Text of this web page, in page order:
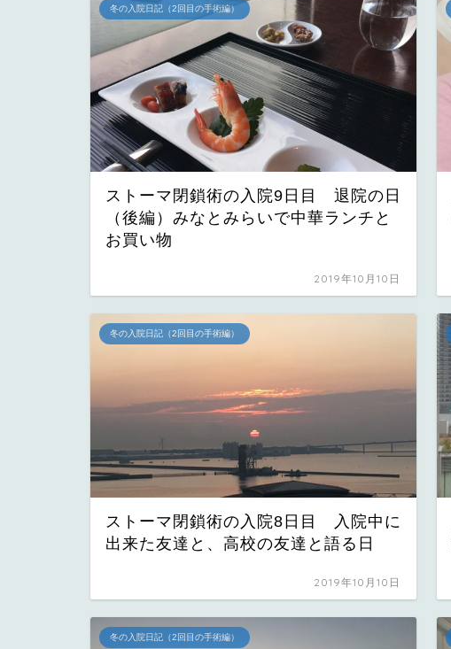
冬の入院日記（2回目の手術編）
ストーマ閉鎖術の入院9日目 退院の日
（後編）みなとみらいで中華ランチと
お買い物
2019年10月10日
冬の入院日記（2回目の手術編）
ストーマ閉鎖術の入院8日目 入院中に
出来た友達と、高校の友達と語る日
2019年10月10日
冬の入院日記（2回目の手術編）